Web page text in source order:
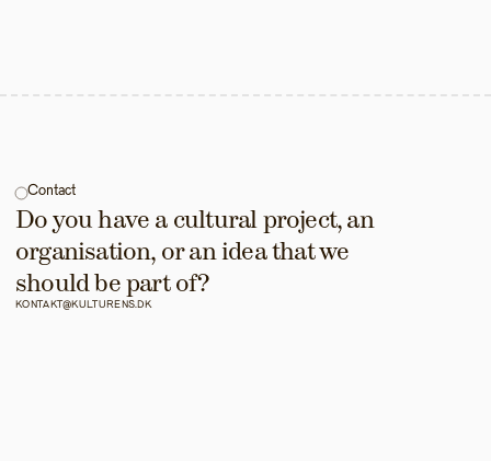
Contact
Do you have a cultural project, an
organisation, or an idea that we
should be part of?
KONTAKT@KULTURENS.DK